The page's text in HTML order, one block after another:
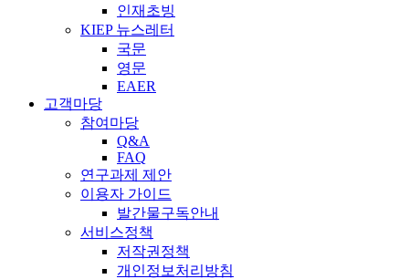
인재초빙
KIEP 뉴스레터
국문
영문
EAER
고객마당
참여마당
Q&A
FAQ
연구과제 제안
이용자 가이드
발간물구독안내
서비스정책
저작권정책
개인정보처리방침